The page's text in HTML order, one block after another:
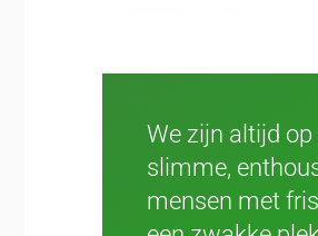
We zijn altijd
slimme,
mensen met